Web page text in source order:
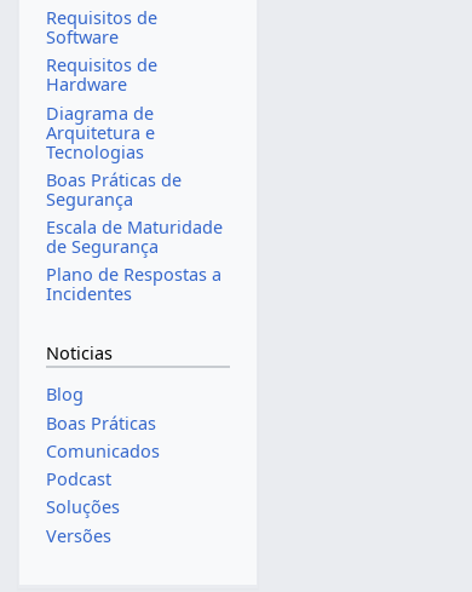
Requisitos de
Software
Requisitos de
Hardware
Diagrama de
Arquitetura e
Tecnologias
Boas Práticas de
Segurança
Escala de Maturidade
de Segurança
Plano de Respostas a
Incidentes
Noticias
Blog
Boas Práticas
Comunicados
Podcast
Soluções
Versões